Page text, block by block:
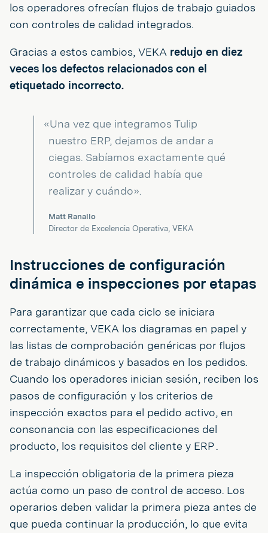
los operadores ofrecían flujos de trabajo guiados
con controles de calidad integrados.
Gracias a estos cambios, VEKA redujo en diez
veces los defectos relacionados con el
etiquetado incorrecto.
«Una vez que integramos Tulip
nuestro ERP, dejamos de andar a
ciegas. Sabíamos exactamente qué
controles de calidad había que
realizar y cuándo».
Matt Ranallo
Director de Excelencia Operativa, VEKA
Instrucciones de configuración
dinámica e inspecciones por etapas
Para garantizar que cada ciclo se iniciara
correctamente, VEKA los diagramas en papel y
las listas de comprobación genéricas por flujos
de trabajo dinámicos y basados en los pedidos.
Cuando los operadores inician sesión, reciben los
pasos de configuración y los criterios de
inspección exactos para el pedido activo, en
consonancia con las especificaciones del
producto, los requisitos del cliente y ERP .
La inspección obligatoria de la primera pieza
actúa como un paso de control de acceso. Los
operarios deben validar la primera pieza antes de
que pueda continuar la producción, lo que evita